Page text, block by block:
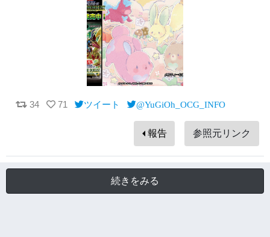
34 71 ツイート @YuGiOh_OCG_INFO
報告 参照元リンク
続きをみる